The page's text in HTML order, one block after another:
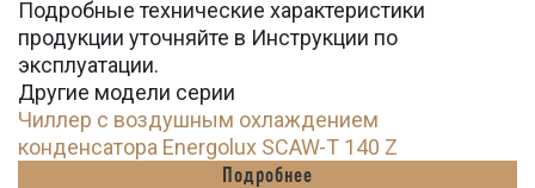
Подробные технические характеристики
продукции уточняйте в Инструкции по
эксплуатации.
Другие модели серии
Чиллер с воздушным охлаждением
конденсатора Energolux SCAW-T 140 Z
Подробнее